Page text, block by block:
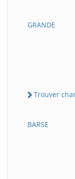
GRANDE
Trouver
BARSE